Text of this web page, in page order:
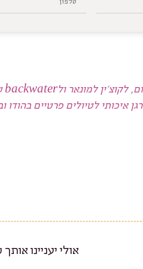
ביותר. על כל שאלה/ בעיה
אולי יעניינו